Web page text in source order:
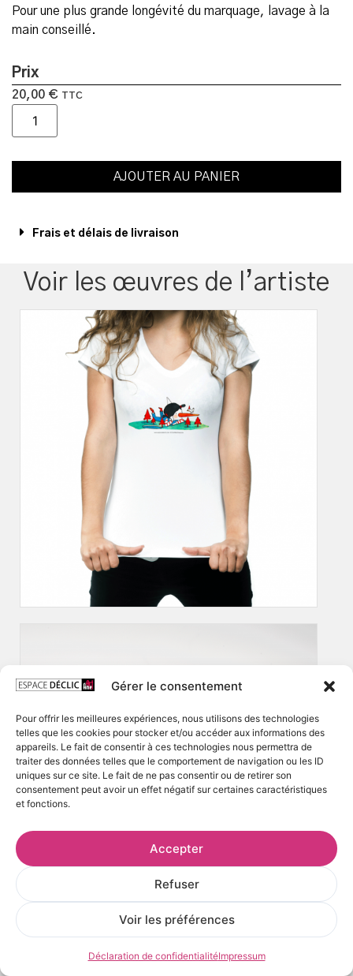
Gérer le consentement
Pour offrir les meilleures expériences, nous utilisons des technologies
telles que les cookies pour stocker et/ou accéder aux informations des
appareils. Le fait de consentir à ces technologies nous permettra de
traiter des données telles que le comportement de navigation ou les ID
uniques sur ce site. Le fait de ne pas consentir ou de retirer son
consentement peut avoir un effet négatif sur certaines caractéristiques
et fonctions.
Accepter
Refuser
Voir les préférences
Déclaration de confidentialitéImpressum
Pour une plus grande longévité du marquage, lavage à la
main conseillé.
Prix
20,00 € TTC
AJOUTER AU PANIER
Frais et délais de livraison
Voir les œuvres de l’artiste